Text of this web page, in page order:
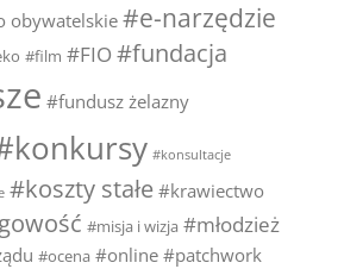
obywatelskie #e-narzędzie
#film #FIO #fundacja
#fundusz żelazny
#konsultacje
#koszty stałe #krawiectwo
#misja i wizja #młodzież
#ocena #online #patchwork